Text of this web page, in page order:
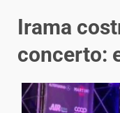
Irama
concerto: